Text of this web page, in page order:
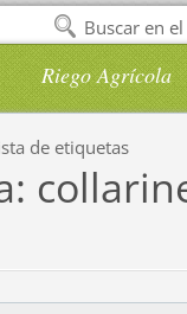
Riego Agrícola
de etiquetas
Buscar en